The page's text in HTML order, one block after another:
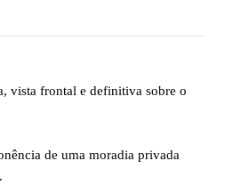
vista frontal e definitiva sobre o
de uma moradia privada